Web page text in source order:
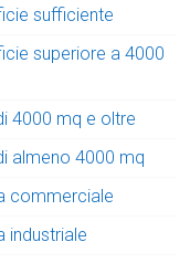
sufficiente
superiore a 4000
4000 mq e oltre
almeno 4000 mq
commerciale
industriale